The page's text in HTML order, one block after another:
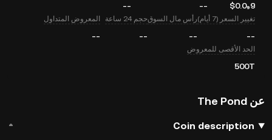
$0.0₉9
--
--
تغيير السعر (7 أيام)
--
رأس مال السوق
--
حجم 24 ساعة
--
المعروض المتداول
--
الحد الأقصى للمعروض
500T
عن The Pond
Coin description